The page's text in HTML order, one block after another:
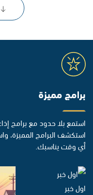
برامج مميزة
استمع بلا حدود مع برامج
استكشف البرامج المميزة،
أي وقت يناسبك.
اول خبر